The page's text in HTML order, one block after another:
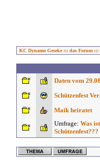
KC Dynamo Geseke ::: das Forum :::
Daten vom
Schützenfest
Maik heiratet
Umfrage: Was
Schützenfest???